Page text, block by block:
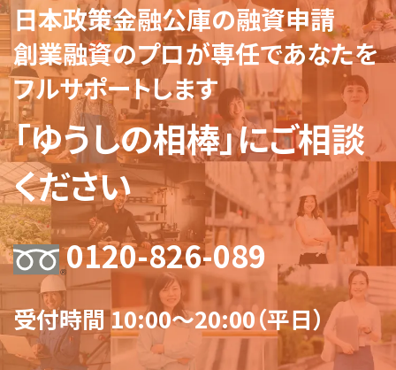
日本政策金融公庫の融資申請
創業融資のプロが専任であなたを
フルサポートします
「ゆうしの相棒」にご相談
ください
0120-826-089
受付時間 10:00～20:00（平日）